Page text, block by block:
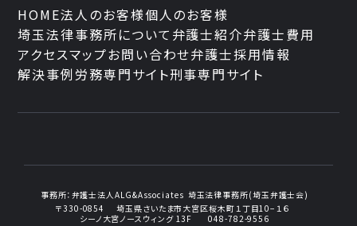
HOME法人のお客様個人のお客様
埼玉法律事務所について 弁護士紹介弁護士費用
アクセスマップお問い合わせ弁護士採用情報
解決事例労務専門サイト刑事専門サイト
事務所： 弁護士法人ALG&Associates 埼玉法律事務所(埼玉弁護士会)
〒330-0854
埼玉県さいたま市大宮区桜木町１丁目10−１６
シーノ大宮ノースウィング 13F
048-782-9556